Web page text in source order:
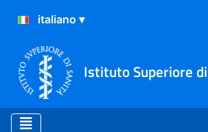
Istituto Superiore